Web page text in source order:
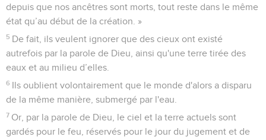
depuis que nos ancêtres sont morts, tout reste dans le même
état qu’au début de la création. »
5 De fait, ils veulent ignorer que des cieux ont existé
autrefois par la parole de Dieu, ainsi qu'une terre tirée des
eaux et au milieu d’elles.
6 Ils oublient volontairement que le monde d'alors a disparu
de la même manière, submergé par l'eau.
7 Or, par la parole de Dieu, le ciel et la terre actuels sont
gardés pour le feu, réservés pour le jour du jugement et de